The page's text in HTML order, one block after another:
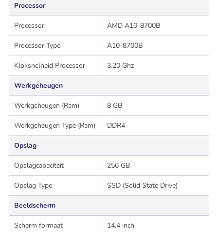
Processor
Processor AMD A10-8700B
Processor Type A10-8700B
Kloksnelheid Processor 3.20 Ghz
Werkgeheugen
Werkgeheugen (Ram) 8 GB
Werkgeheugen Type (Ram) DDR4
Opslag
Opslagcapaciteit 256 GB
Opslag Type SSD (Solid State Drive)
Beeldscherm
Scherm formaat 14.4 inch